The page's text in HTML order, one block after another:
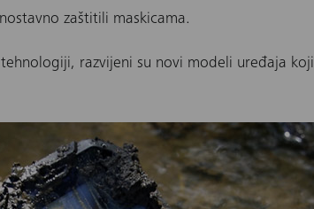
zaštitili maskicama.
razvijeni su novi modeli uređaja